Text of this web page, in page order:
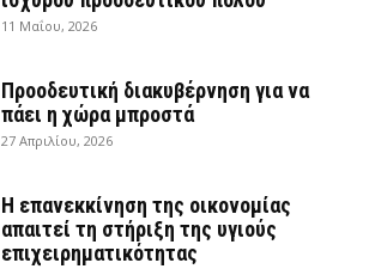
11 Μαΐου, 2026
Προοδευτική διακυβέρνηση για να
πάει η χώρα μπροστά
27 Απριλίου, 2026
Η επανεκκίνηση της οικονομίας
απαιτεί τη στήριξη της υγιούς
επιχειρηματικότητας